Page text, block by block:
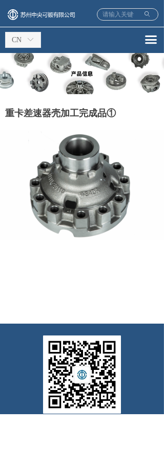
ꄙ
끀
ꀅ
CN
重卡差速器壳加工完成品①